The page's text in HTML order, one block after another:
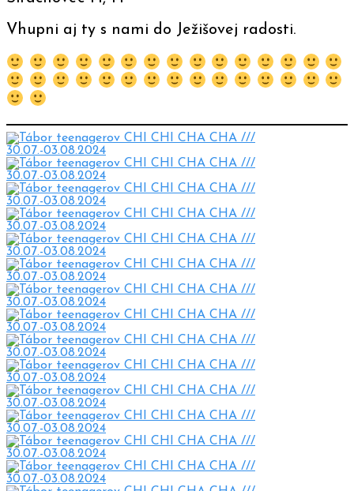
Vhupni aj ty s nami do Ježišovej radosti.